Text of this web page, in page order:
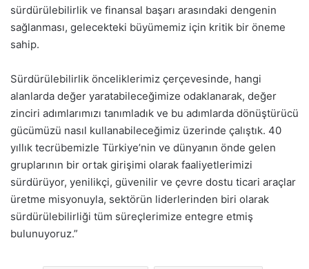
sürdürülebilirlik ve finansal başarı arasındaki dengenin
sağlanması, gelecekteki büyümemiz için kritik bir öneme
sahip.
Sürdürülebilirlik önceliklerimiz çerçevesinde, hangi
alanlarda değer yaratabileceğimize odaklanarak, değer
zinciri adımlarımızı tanımladık ve bu adımlarda dönüştürücü
gücümüzü nasıl kullanabileceğimiz üzerinde çalıştık. 40
yıllık tecrübemizle Türkiye’nin ve dünyanın önde gelen
gruplarının bir ortak girişimi olarak faaliyetlerimizi
sürdürüyor, yenilikçi, güvenilir ve çevre dostu ticari araçlar
üretme misyonuyla, sektörün liderlerinden biri olarak
sürdürülebilirliği tüm süreçlerimize entegre etmiş
bulunuyoruz.”